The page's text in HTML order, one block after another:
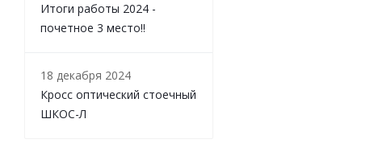
Итоги работы 2024 -
почетное 3 место!!
18 декабря 2024
Кросс оптический стоечный
ШКОС-Л